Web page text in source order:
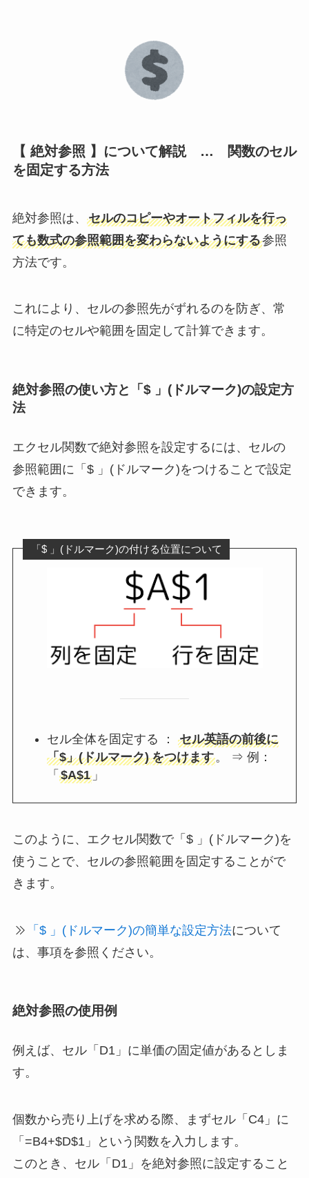
【 絶対参照 】について解説 … 関数のセル
を固定する方法
絶対参照は、 セルのコピーやオートフィルを行っ
ても数式の参照範囲を変わらないようにする参照
方法です。
これにより、セルの参照先がずれるのを防ぎ、常
に特定のセルや範囲を固定して計算できます。
絶対参照の使い方と「$ 」(ドルマーク)の設定方
法
エクセル関数で絶対参照を設定するには、セルの
参照範囲に「$ 」(ドルマーク)をつけることで設定
できます。
「$ 」(ドルマーク)の付ける位置について
セル全体を固定する ：セル英語の前後に
「$」(ドルマーク) をつけます。 ⇒ 例：
「$A$1 」
このように、エクセル関数で「$ 」(ドルマーク)を
使うことで、セルの参照範囲を固定することがで
きます。
「$ 」(ドルマーク)の簡単な設定方法について
は、事項を参照ください。
絶対参照の使用例
例えば、セル「D1」に単価の固定値があるとしま
す。
個数から売り上げを求める際、まずセル「C4」に
「=B4+$D$1」という関数を入力します。
このとき、セル「D1」を絶対参照に設定すること